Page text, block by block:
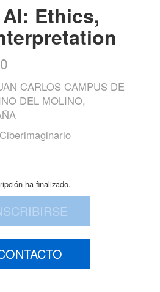
Ethics,
CARLOS CAMPUS DE
DEL MOLINO,
ha finalizado.